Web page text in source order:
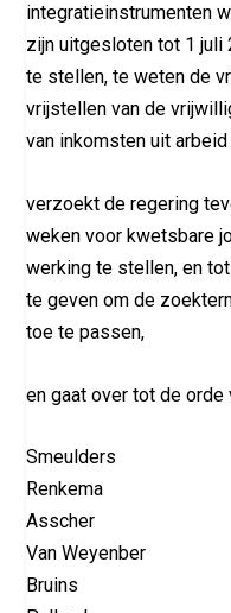
integratieinstrumenten
zijn uitgesloten tot 1 juli
te stellen, te weten de
vrijstellen van de
van inkomsten uit
verzoekt de regering
weken voor kwetsbare
werking te stellen, en
te geven om de
toe te passen,
en gaat over tot de orde
Smeulders
Renkema
Asscher
Van Weyenber
Bruins